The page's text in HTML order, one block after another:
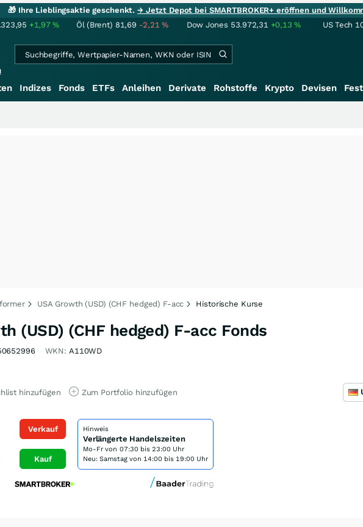
🎁 Ihre Lieblingsaktie geschenkt.→ Jetzt Depot bei SMARTBROKER+ eröffnen und
+1,97% Öl (Brent) 81,69 -2,21% Dow Jones 53.972,31 +0,13% US Tech
Indizes Fonds ETFs Anleihen Derivate Rohstoffe Krypto Devisen
USA Growth (USD) (CHF hedged) F-acc Historische Kurse
(USD) (CHF hedged) F-acc Fonds
WKN: A110WD
hinzufügen Zum Portfolio hinzufügen
Verkauf
Kauf
Hinweis
Verlängerte Handelszeiten
Mo-Fr von 07:30 bis 23:00 Uhr
Neu: Samstag von 14:00 bis 19:00 Uhr